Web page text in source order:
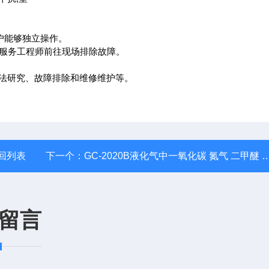
够独立操作。
工程师前往现场排除故障。
究、故障排除和维修维护等。
列表 下一个：GC-2020B液化气中一氧化碳 氮气 二甲醚 甲醇分析仪
言